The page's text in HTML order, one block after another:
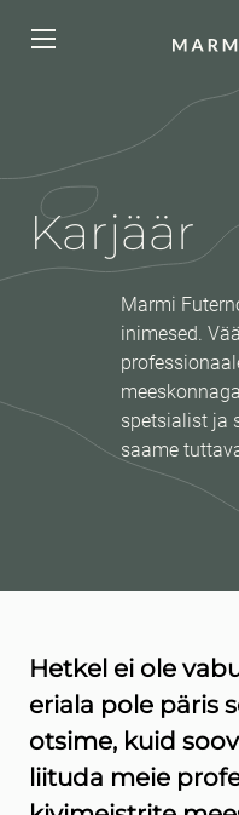
Karjäär
Marmi
inimesed.
spetsialist ja
saame
Hetkel ei ole
eriala pole päris
otsime, kuid
liituda meie